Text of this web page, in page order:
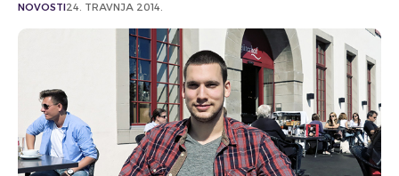
NOVOSTI24. TRAVNJA 2014.